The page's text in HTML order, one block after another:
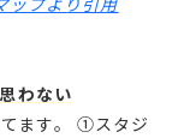
わない
ます。 ①スタジ